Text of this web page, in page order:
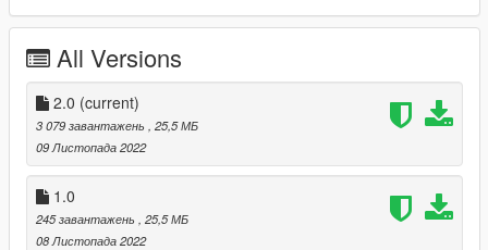
All Versions
2.0 (current)
3 079 завантажень
, 25,5 МБ
09 Листопада 2022
1.0
245 завантажень
, 25,5 МБ
08 Листопада 2022